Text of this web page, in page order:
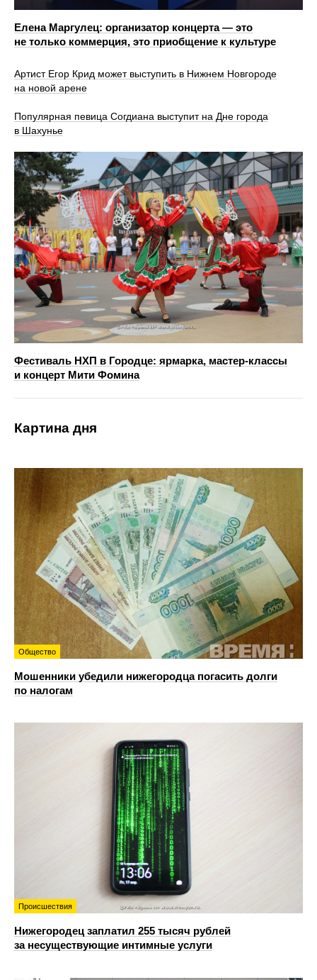
Елена Маргулец: организатор концерта — это
не только коммерция, это приобщение к культуре
Артист Егор Крид может выступить в Нижнем Новгороде
на новой арене
Популярная певица Согдиана выступит на Дне города
в Шахунье
Фестиваль НХП в Городце: ярмарка, мастер‑классы
и концерт Мити Фомина
Картина дня
Общество
Мошенники убедили нижегородца погасить долги
по налогам
Происшествия
Нижегородец заплатил 255 тысяч рублей
за несуществующие интимные услуги